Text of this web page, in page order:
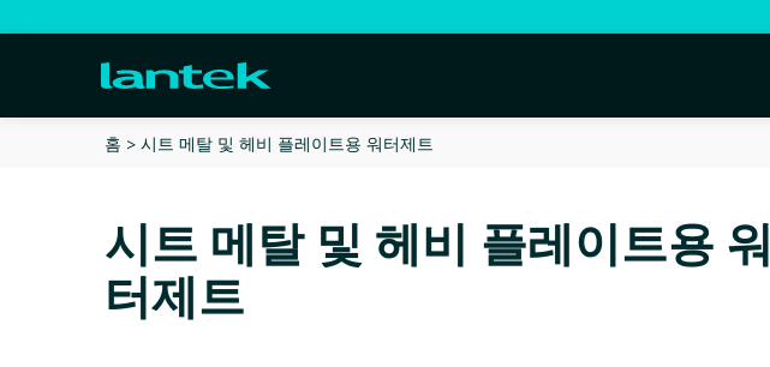
홈 시트 메탈 및 헤비 플레이트용 워터제트
시트 메탈 및 헤비 플레이트용 워
터제트